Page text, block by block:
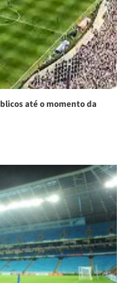
até o momento da